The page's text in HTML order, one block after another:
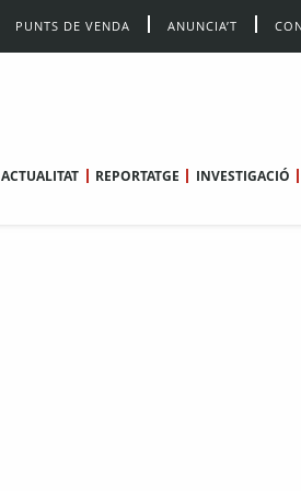
PUNTS DE VENDA ANUNCIA’T
ACTUALITAT REPORTATGE INVESTIGACIÓ